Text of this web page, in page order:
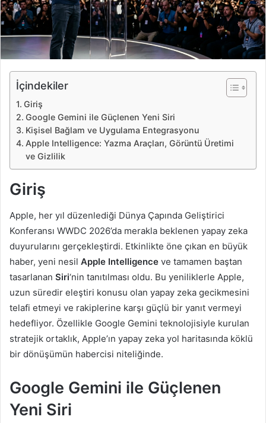
a
ö
n
e
İçindekiler
Giriş
Google Gemini ile Güçlenen Yeni Siri
Kişisel Bağlam ve Uygulama Entegrasyonu
Apple Intelligence: Yazma Araçları, Görüntü Üretimi
ve Gizlilik
Giriş
Apple, her yıl düzenlediği Dünya Çapında Geliştirici
Konferansı WWDC 2026’da merakla beklenen yapay zeka
duyurularını gerçekleştirdi. Etkinlikte öne çıkan en büyük
haber, yeni nesil Apple Intelligence ve tamamen baştan
tasarlanan Siri‘nin tanıtılması oldu. Bu yeniliklerle Apple,
uzun süredir eleştiri konusu olan yapay zeka gecikmesini
telafi etmeyi ve rakiplerine karşı güçlü bir yanıt vermeyi
hedefliyor. Özellikle Google Gemini teknolojisiyle kurulan
stratejik ortaklık, Apple’ın yapay zeka yol haritasında köklü
bir dönüşümün habercisi niteliğinde.
Google Gemini ile Güçlenen
Yeni Siri